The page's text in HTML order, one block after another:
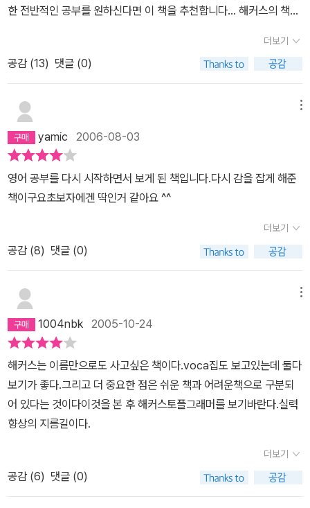
한 전반적인 공부를 원하신다면 이 책을 추천합니다... 해커스의 책들
더보기
공감 (13) 댓글 (0)
yamic 2006-08-03
영어 공부를 다시 시작하면서 보게 된 책입니다.다시 감을 잡게 해준
책이구요초보자에겐 딱인거 같아요 ^^
더보기
공감 (8) 댓글 (0)
1004nbk 2005-10-24
해커스는 이름만으로도 사고싶은 책이다.voca집도 보고있는데 둘다
보기가 좋다.그리고 더 중요한 점은 쉬운 책과 어려운책으로 구분되
어 있다는 것이다이것을 본 후 해커스토플그래머를 보기바란다.실력
향상의 지름길이다.
더보기
공감 (6) 댓글 (0)